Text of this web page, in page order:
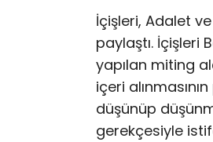
İçişleri, Adalet
paylaştı. İçişleri
yapılan miting
içeri
düşünüp
gerekçesiyle